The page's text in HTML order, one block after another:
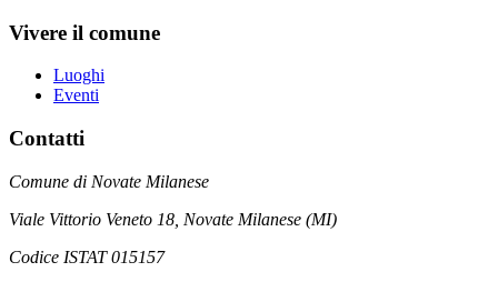
Vivere il comune
Luoghi
Eventi
Contatti
Comune di Novate Milanese
Viale Vittorio Veneto 18, Novate Milanese (MI)
Codice ISTAT 015157